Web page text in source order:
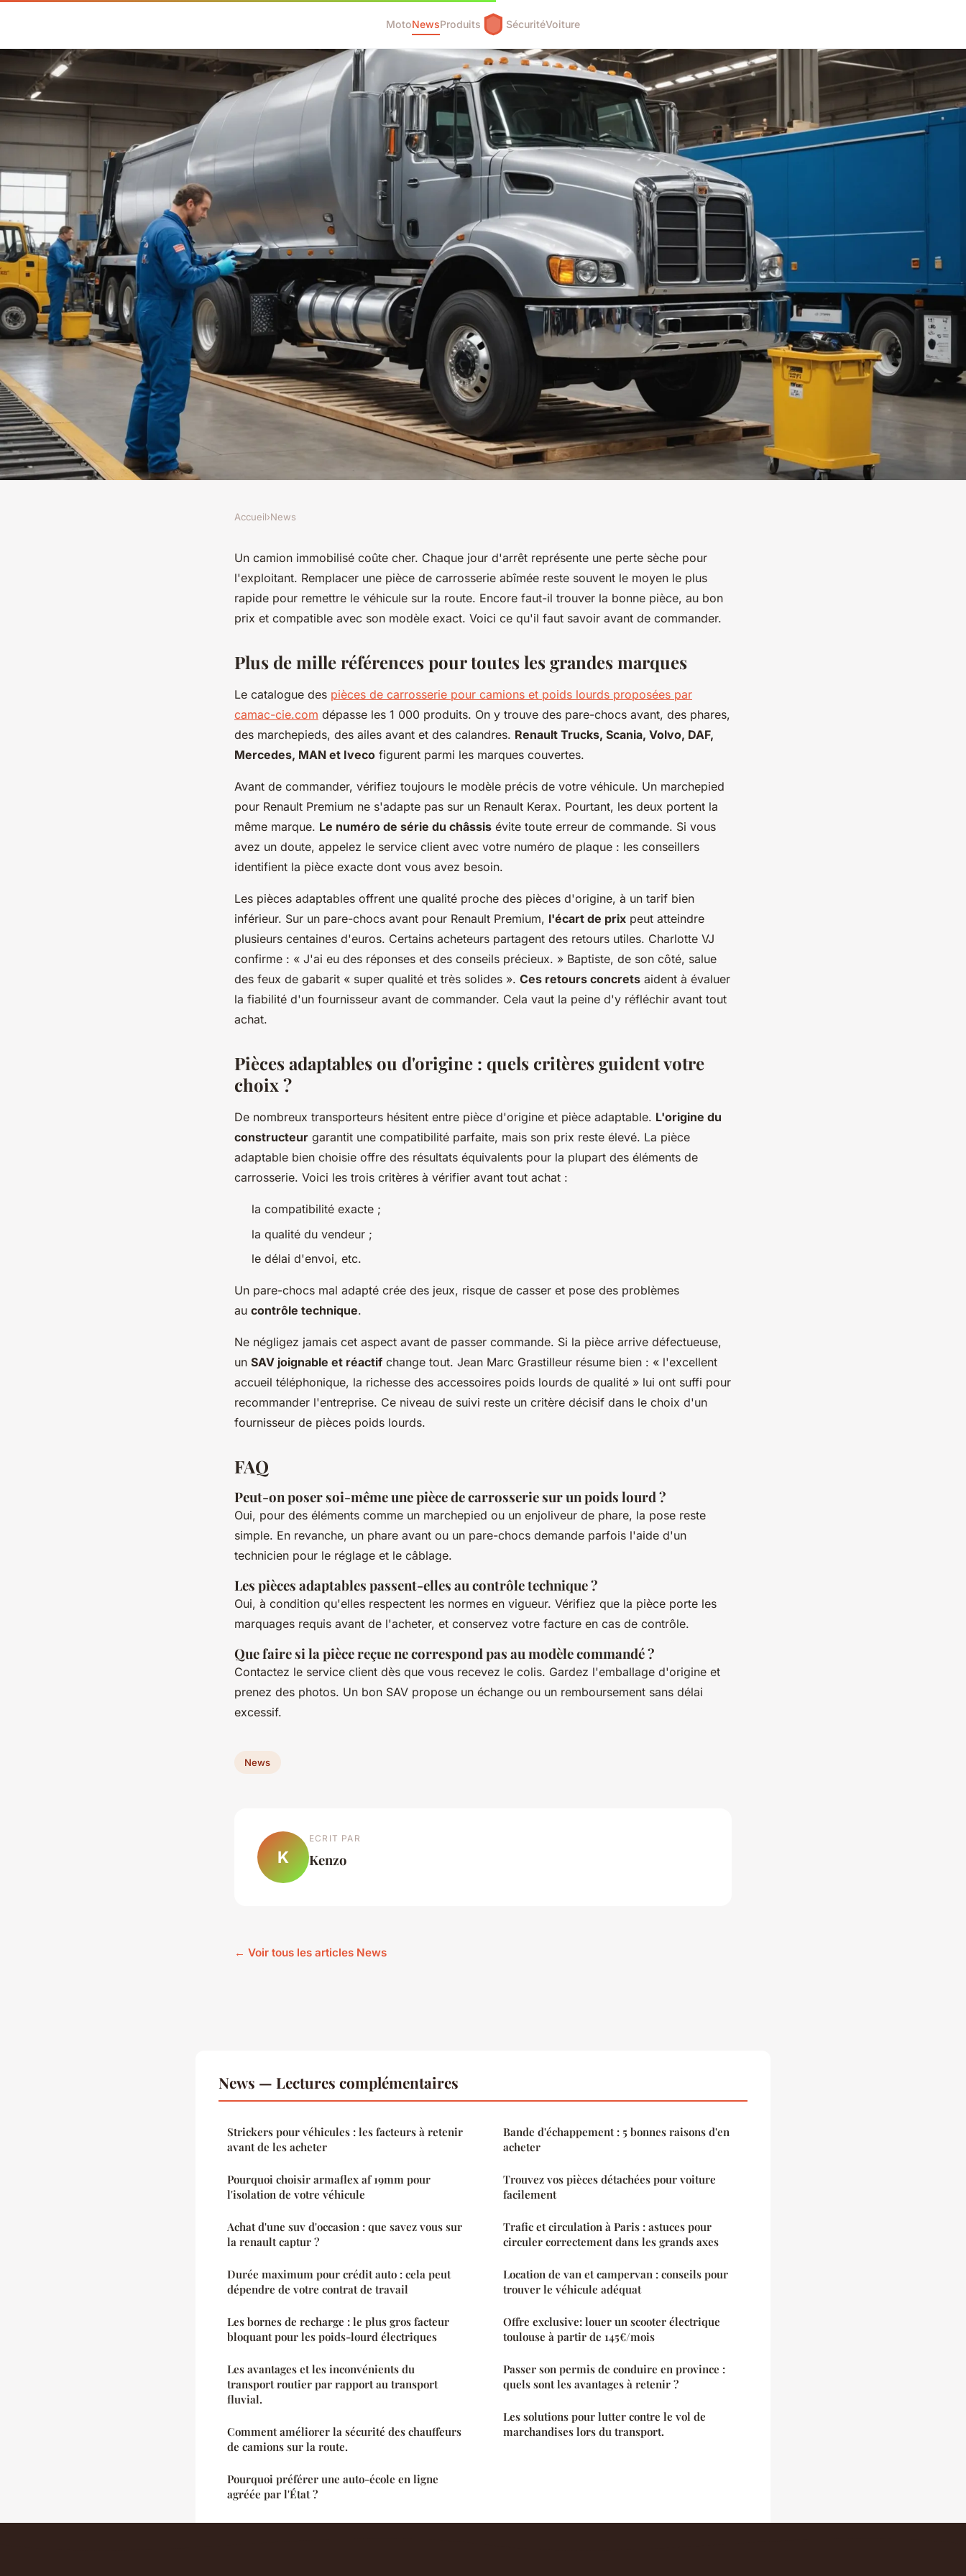
MotoNewsProduits SécuritéVoiture
Carrosserie pour poids lourds :
comment choisir les bonnes pièces
Accueil›News
Un camion immobilisé coûte cher. Chaque jour d'arrêt représente une perte sèche pour
l'exploitant. Remplacer une pièce de carrosserie abîmée reste souvent le moyen le plus
rapide pour remettre le véhicule sur la route. Encore faut-il trouver la bonne pièce, au bon
prix et compatible avec son modèle exact. Voici ce qu'il faut savoir avant de commander.
Plus de mille références pour toutes les grandes marques
Le catalogue des pièces de carrosserie pour camions et poids lourds proposées par
camac-cie.com dépasse les 1 000 produits. On y trouve des pare-chocs avant, des phares,
des marchepieds, des ailes avant et des calandres. Renault Trucks, Scania, Volvo, DAF,
Mercedes, MAN et Iveco figurent parmi les marques couvertes.
Avant de commander, vérifiez toujours le modèle précis de votre véhicule. Un marchepied
pour Renault Premium ne s'adapte pas sur un Renault Kerax. Pourtant, les deux portent la
même marque. Le numéro de série du châssis évite toute erreur de commande. Si vous
avez un doute, appelez le service client avec votre numéro de plaque : les conseillers
identifient la pièce exacte dont vous avez besoin.
Les pièces adaptables offrent une qualité proche des pièces d'origine, à un tarif bien
inférieur. Sur un pare-chocs avant pour Renault Premium, l'écart de prix peut atteindre
plusieurs centaines d'euros. Certains acheteurs partagent des retours utiles. Charlotte VJ
confirme : « J'ai eu des réponses et des conseils précieux. » Baptiste, de son côté, salue
des feux de gabarit « super qualité et très solides ». Ces retours concrets aident à évaluer
la fiabilité d'un fournisseur avant de commander. Cela vaut la peine d'y réfléchir avant tout
achat.
Pièces adaptables ou d'origine : quels critères guident votre
choix ?
De nombreux transporteurs hésitent entre pièce d'origine et pièce adaptable. L'origine du
constructeur garantit une compatibilité parfaite, mais son prix reste élevé. La pièce
adaptable bien choisie offre des résultats équivalents pour la plupart des éléments de
carrosserie. Voici les trois critères à vérifier avant tout achat :
la compatibilité exacte ;
la qualité du vendeur ;
le délai d'envoi, etc.
Un pare-chocs mal adapté crée des jeux, risque de casser et pose des problèmes
au contrôle technique.
Ne négligez jamais cet aspect avant de passer commande. Si la pièce arrive défectueuse,
un SAV joignable et réactif change tout. Jean Marc Grastilleur résume bien : « l'excellent
accueil téléphonique, la richesse des accessoires poids lourds de qualité » lui ont suffi pour
recommander l'entreprise. Ce niveau de suivi reste un critère décisif dans le choix d'un
fournisseur de pièces poids lourds.
FAQ
Peut-on poser soi-même une pièce de carrosserie sur un poids lourd ?
Oui, pour des éléments comme un marchepied ou un enjoliveur de phare, la pose reste
simple. En revanche, un phare avant ou un pare-chocs demande parfois l'aide d'un
technicien pour le réglage et le câblage.
Les pièces adaptables passent-elles au contrôle technique ?
Oui, à condition qu'elles respectent les normes en vigueur. Vérifiez que la pièce porte les
marquages requis avant de l'acheter, et conservez votre facture en cas de contrôle.
Que faire si la pièce reçue ne correspond pas au modèle commandé ?
Contactez le service client dès que vous recevez le colis. Gardez l'emballage d'origine et
prenez des photos. Un bon SAV propose un échange ou un remboursement sans délai
excessif.
News
K
ECRIT PAR
Kenzo
← Voir tous les articles News
News — Lectures complémentaires
Strickers pour véhicules : les facteurs à retenir
avant de les acheter
Pourquoi choisir armaflex af 19mm pour
l'isolation de votre véhicule
Achat d'une suv d'occasion : que savez vous sur
la renault captur ?
Durée maximum pour crédit auto : cela peut
dépendre de votre contrat de travail
Les bornes de recharge : le plus gros facteur
bloquant pour les poids-lourd électriques
Les avantages et les inconvénients du
transport routier par rapport au transport
fluvial.
Comment améliorer la sécurité des chauffeurs
de camions sur la route.
Pourquoi préférer une auto-école en ligne
agréée par l'État ?
Bande d'échappement : 5 bonnes raisons d'en
acheter
Trouvez vos pièces détachées pour voiture
facilement
Trafic et circulation à Paris : astuces pour
circuler correctement dans les grands axes
Location de van et campervan : conseils pour
trouver le véhicule adéquat
Offre exclusive: louer un scooter électrique
toulouse à partir de 145€/mois
Passer son permis de conduire en province :
quels sont les avantages à retenir ?
Les solutions pour lutter contre le vol de
marchandises lors du transport.